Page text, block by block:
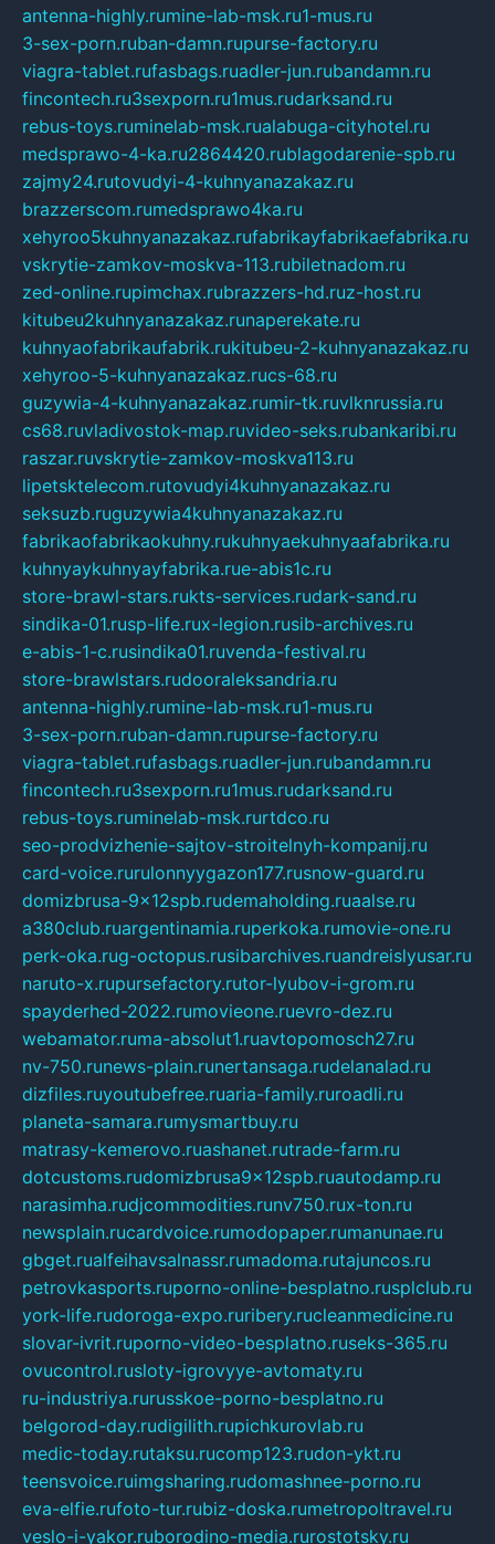
antenna-highly.rumine-lab-msk.ru1-mus.ru
3-sex-porn.ruban-damn.rupurse-factory.ru
viagra-tablet.rufasbags.ruadler-jun.rubandamn.ru
fincontech.ru3sexporn.ru1mus.rudarksand.ru
rebus-toys.ruminelab-msk.rualabuga-cityhotel.ru
medsprawo-4-ka.ru2864420.rublagodarenie-spb.ru
zajmy24.rutovudyi-4-kuhnyanazakaz.ru
brazzerscom.rumedsprawo4ka.ru
xehyroo5kuhnyanazakaz.rufabrikayfabrikaefabrika.ru
vskrytie-zamkov-moskva-113.rubiletnadom.ru
zed-online.rupimchax.rubrazzers-hd.ruz-host.ru
kitubeu2kuhnyanazakaz.runaperekate.ru
kuhnyaofabrikaufabrik.rukitubeu-2-kuhnyanazakaz.ru
xehyroo-5-kuhnyanazakaz.rucs-68.ru
guzywia-4-kuhnyanazakaz.rumir-tk.ruvlknrussia.ru
cs68.ruvladivostok-map.ruvideo-seks.rubankaribi.ru
raszar.ruvskrytie-zamkov-moskva113.ru
lipetsktelecom.rutovudyi4kuhnyanazakaz.ru
seksuzb.ruguzywia4kuhnyanazakaz.ru
fabrikaofabrikaokuhny.rukuhnyaekuhnyaafabrika.ru
kuhnyaykuhnyayfabrika.rue-abis1c.ru
store-brawl-stars.rukts-services.rudark-sand.ru
sindika-01.rusp-life.rux-legion.rusib-archives.ru
e-abis-1-c.rusindika01.ruvenda-festival.ru
store-brawlstars.rudooraleksandria.ru
antenna-highly.rumine-lab-msk.ru1-mus.ru
3-sex-porn.ruban-damn.rupurse-factory.ru
viagra-tablet.rufasbags.ruadler-jun.rubandamn.ru
fincontech.ru3sexporn.ru1mus.rudarksand.ru
rebus-toys.ruminelab-msk.rurtdco.ru
seo-prodvizhenie-sajtov-stroitelnyh-kompanij.ru
card-voice.rurulonnyygazon177.rusnow-guard.ru
domizbrusa-9x12spb.rudemaholding.ruaalse.ru
a380club.ruargentinamia.ruperkoka.rumovie-one.ru
perk-oka.rug-octopus.rusibarchives.ruandreislyusar.ru
naruto-x.rupursefactory.rutor-lyubov-i-grom.ru
spayderhed-2022.rumovieone.ruevro-dez.ru
webamator.ruma-absolut1.ruavtopomosch27.ru
nv-750.runews-plain.runertansaga.rudelanalad.ru
dizfiles.ruyoutubefree.ruaria-family.ruroadli.ru
planeta-samara.rumysmartbuy.ru
matrasy-kemerovo.ruashanet.rutrade-farm.ru
dotcustoms.rudomizbrusa9x12spb.ruautodamp.ru
narasimha.rudjcommodities.runv750.rux-ton.ru
newsplain.rucardvoice.rumodopaper.rumanunae.ru
gbget.rualfeihavsalnassr.rumadoma.rutajuncos.ru
petrovkasports.ruporno-online-besplatno.rusplclub.ru
york-life.rudoroga-expo.ruribery.rucleanmedicine.ru
slovar-ivrit.ruporno-video-besplatno.ruseks-365.ru
ovucontrol.rusloty-igrovyye-avtomaty.ru
ru-industriya.rurusskoe-porno-besplatno.ru
belgorod-day.rudigilith.rupichkurovlab.ru
medic-today.rutaksu.rucomp123.rudon-ykt.ru
teensvoice.ruimgsharing.rudomashnee-porno.ru
eva-elfie.rufoto-tur.rubiz-doska.rumetropoltravel.ru
veslo-i-yakor.ruborodino-media.rurostotsky.ru